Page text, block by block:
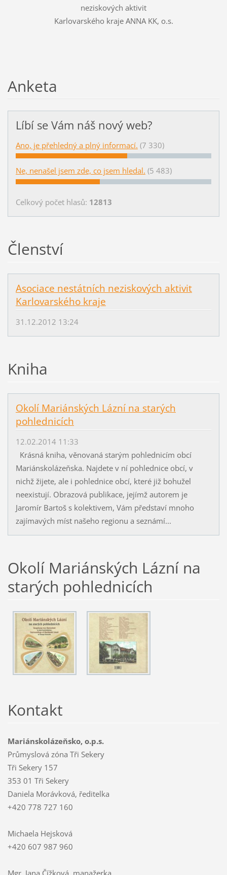
neziskových aktivit
Karlovarského kraje ANNA KK, o.s.
Anketa
Líbí se Vám náš nový web?
Ano, je přehledný a plný informací. (7 330)
Ne, nenašel jsem zde, co jsem hledal. (5 483)
Celkový počet hlasů: 12813
Členství
Asociace nestátních neziskových aktivit
Karlovarského kraje
31.12.2012 13:24
Kniha
Okolí Mariánských Lázní na starých
pohlednicích
12.02.2014 11:33
Krásná kniha, věnovaná starým pohlednicím obcí
Mariánskolázeňska. Najdete v ní pohlednice obcí, v
nichž žijete, ale i pohlednice obcí, které již bohužel
neexistují. Obrazová publikace, jejímž autorem je
Jaromír Bartoš s kolektivem, Vám představí mnoho
zajímavých míst našeho regionu a seznámí...
Okolí Mariánských Lázní na
starých pohlednicích
Kontakt
Mariánskolázeňsko, o.p.s.
Průmyslová zóna Tři Sekery
Tři Sekery 157
353 01 Tři Sekery
Daniela Morávková, ředitelka
+420 778 727 160
Michaela Hejsková
+420 607 987 960